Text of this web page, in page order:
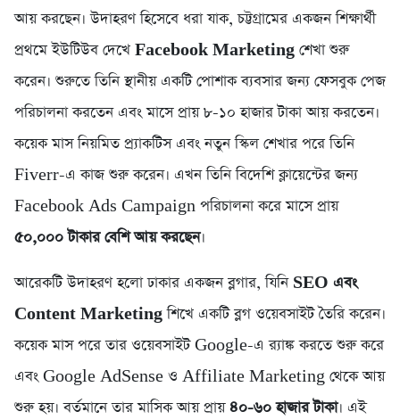
আয় করছেন। উদাহরণ হিসেবে ধরা যাক, চট্টগ্রামের একজন শিক্ষার্থী
প্রথমে ইউটিউব দেখে Facebook Marketing শেখা শুরু
করেন। শুরুতে তিনি স্থানীয় একটি পোশাক ব্যবসার জন্য ফেসবুক পেজ
পরিচালনা করতেন এবং মাসে প্রায় ৮-১০ হাজার টাকা আয় করতেন।
কয়েক মাস নিয়মিত প্র্যাকটিস এবং নতুন স্কিল শেখার পরে তিনি
Fiverr-এ কাজ শুরু করেন। এখন তিনি বিদেশি ক্লায়েন্টের জন্য
Facebook Ads Campaign পরিচালনা করে মাসে প্রায়
৫০,০০০ টাকার বেশি আয় করছেন।
আরেকটি উদাহরণ হলো ঢাকার একজন ব্লগার, যিনি SEO এবং
Content Marketingশিখে একটি ব্লগ ওয়েবসাইট তৈরি করেন।
কয়েক মাস পরে তার ওয়েবসাইট Google-এ র‍্যাঙ্ক করতে শুরু করে
এবং Google AdSense ও Affiliate Marketing থেকে আয়
শুরু হয়। বর্তমানে তার মাসিক আয় প্রায়৪০-৬০ হাজার টাকা। এই